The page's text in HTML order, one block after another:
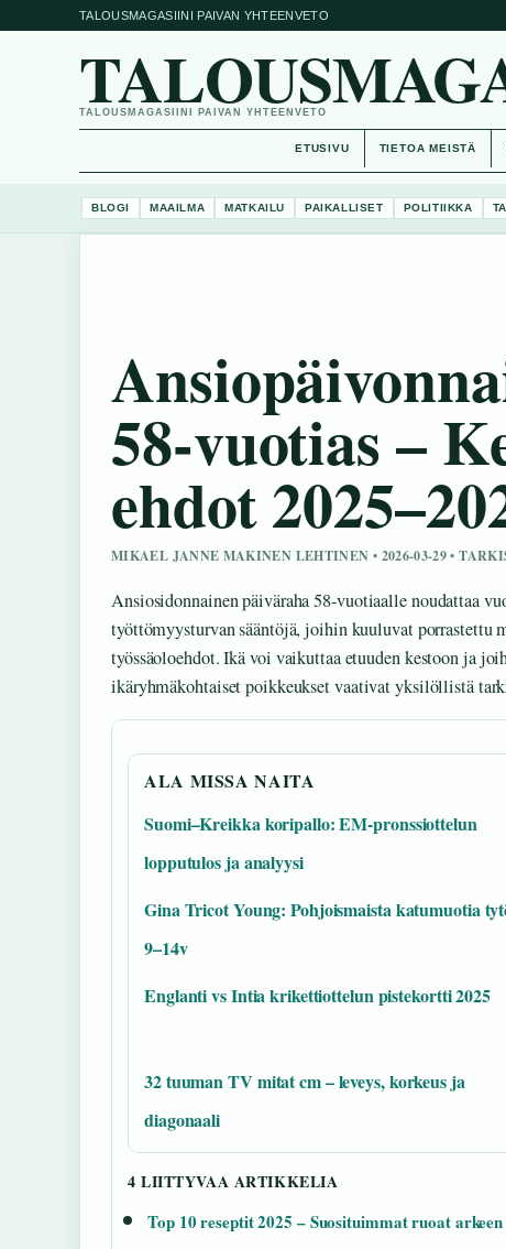
TALOUSMAGASIINI PAIVAN YHTEENVETO
TALOUSMAGASIINI PAIVAN YHTEENVETO
ETUSIVU TIETOA MEISTÄ
BLOGI MAAILMA MATKAILU PAIKALLISET POLITIIKKA
58-vuotias –
ehdot
MIKAEL JANNE MAKINEN LEHTINEN • 2026-03-29 •
Ansiosidonnainen päiväraha 58-vuotiaalle noudattaa
työttömyysturvan sääntöjä, joihin kuuluvat porrastettu
työssäoloehdot. Ikä voi vaikuttaa etuuden kestoon ja
ikäryhmäkohtaiset poikkeukset vaativat yksilöllistä
ALA MISSA NAITA
Suomi–Kreikka koripallo: EM-pronssiottelun
lopputulos ja analyysi
Gina Tricot Young: Pohjoismaista katumuotia
9–14v
Englanti vs Intia krikettiottelun pistekortti 2025
32 tuuman TV mitat cm – leveys, korkeus ja
diagonaali
4 LIITTYVAA ARTIKKELIA
Top 10 reseptit 2025 – Suosituimmat ruoat